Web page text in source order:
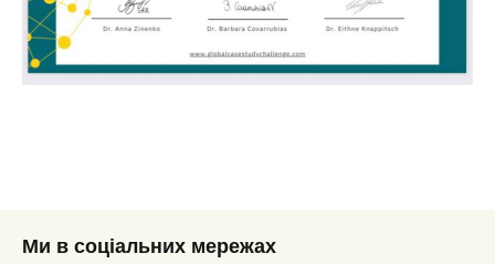
Ми в соціальних мережах